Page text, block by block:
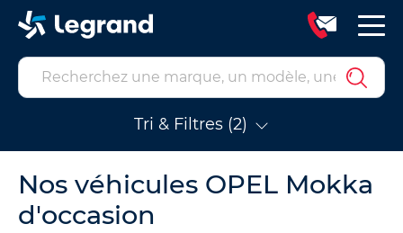
Tri & Filtres (2)
Nos véhicules OPEL Mokka
d'occasion